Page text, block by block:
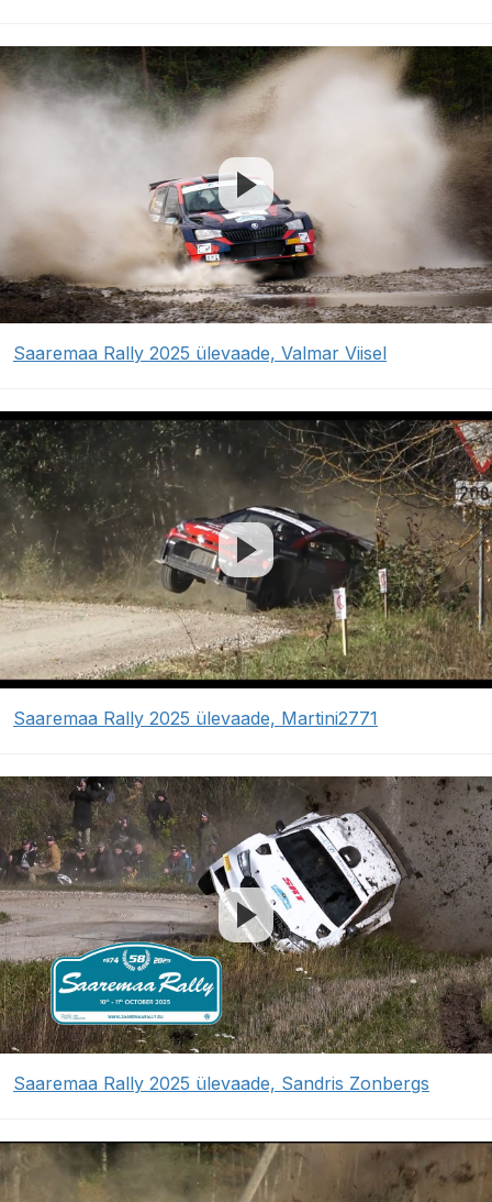
Saaremaa Rally 2025 ülevaade, Valmar Viisel
Saaremaa Rally 2025 ülevaade, Martini2771
Saaremaa Rally 2025 ülevaade, Sandris Zonbergs